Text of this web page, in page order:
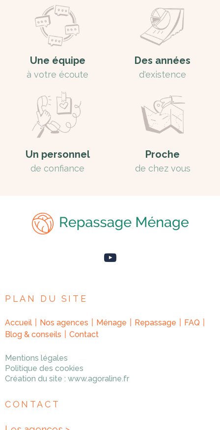
Une équipe
à votre écoute
Des années
d'existence
Un personnel
de confiance
Proche
de chez vous
PLAN DU SITE
Accueil Nos agences Ménage Repassage
FAQ
Blog & conseils
Contact
Mentions légales
Politique des cookies
Création du site : www.agoraline.fr
CONTACT